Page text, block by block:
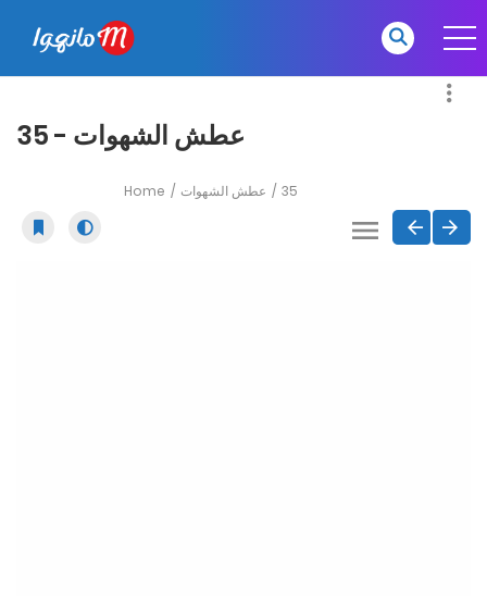
عطش الشهوات - 35
Home عطش الشهوات 35